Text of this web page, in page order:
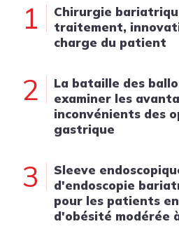
1
Chirurgie
traitement,
charge du patient
2
La bataille des
examiner les
inconvénients des
gastrique
3
Sleeve
d'endoscopie
pour les patients
d'obésité modérée